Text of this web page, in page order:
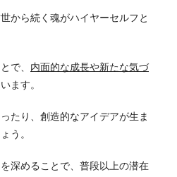
から続く魂がハイヤーセルフと
で、 内面的な成長や新たな気づ
ます。
たり、創造的なアイデアが生ま
う。
深めることで、普段以上の潜在